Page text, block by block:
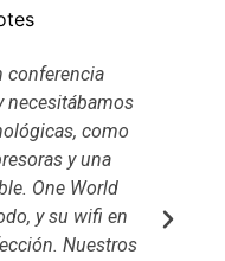
conferencia
necesitábamos
como
y una
One World
y su wifi en
Nuestros